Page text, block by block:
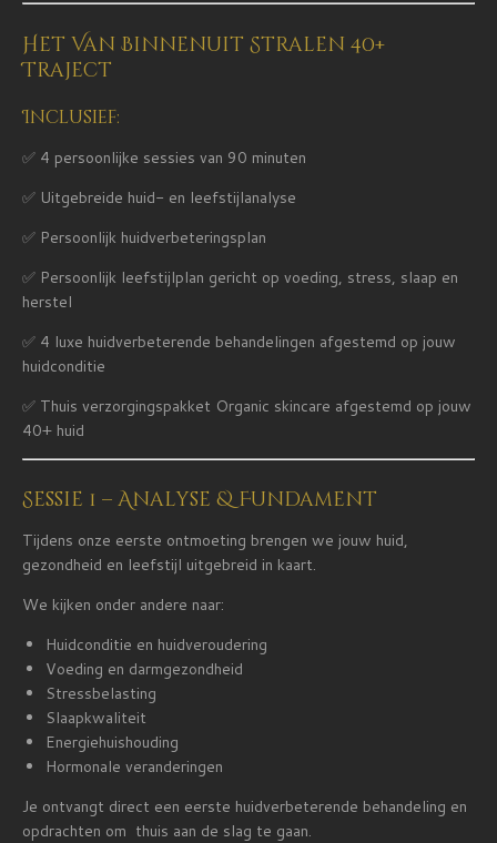
Het Van Binnenuit Stralen 40+
Traject
Inclusief:
✅ 4 persoonlijke sessies van 90 minuten
✅ Uitgebreide huid- en leefstijlanalyse
✅ Persoonlijk huidverbeteringsplan
✅ Persoonlijk leefstijlplan gericht op voeding, stress, slaap en
herstel
✅ 4 luxe huidverbeterende behandelingen afgestemd op jouw
huidconditie
✅ Thuis verzorgingspakket Organic skincare afgestemd op jouw
40+ huid
Sessie 1 – Analyse & Fundament
Tijdens onze eerste ontmoeting brengen we jouw huid,
gezondheid en leefstijl uitgebreid in kaart.
We kijken onder andere naar:
Huidconditie en huidveroudering
Voeding en darmgezondheid
Stressbelasting
Slaapkwaliteit
Energiehuishouding
Hormonale veranderingen
Je ontvangt direct een eerste huidverbeterende behandeling en
opdrachten om thuis aan de slag te gaan.